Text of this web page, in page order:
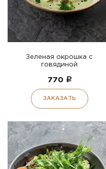
Зеленая окрошка с
говядиной
770 a
ЗАКАЗАТЬ